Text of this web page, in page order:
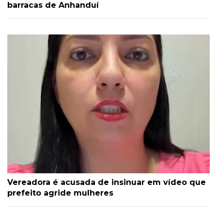
barracas de Anhanduí
Vereadora é acusada de insinuar em vídeo que
prefeito agride mulheres